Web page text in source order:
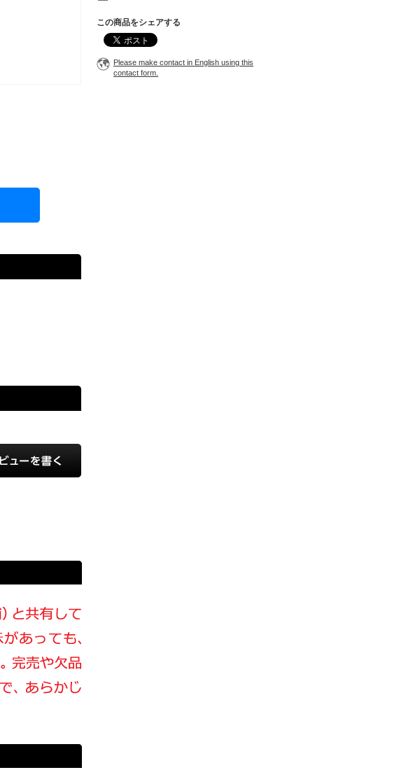
この商品をシェアする
Please make contact in English using this
contact form.